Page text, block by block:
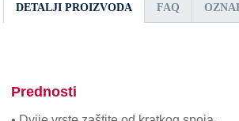
DETALJI PROIZVODA FAQ
Prednosti